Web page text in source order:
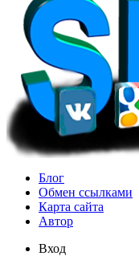
Блог
Обмен ссылками
Карта сайта
Автор
Вход